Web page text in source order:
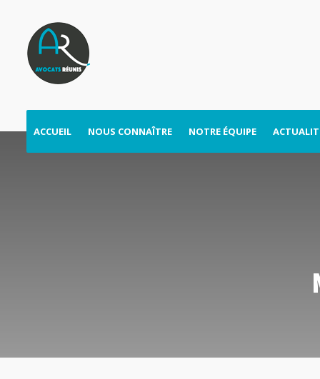
ACCUEIL NOUS CONNAÎTRE NOTRE ÉQUIPE